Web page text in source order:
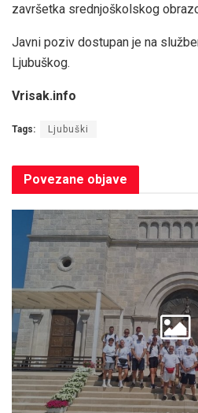
završetka srednjoškolskog
Javni poziv dostupan je na
Ljubuškog.
Vrisak.info
Tags: Ljubuški
Povezane objave